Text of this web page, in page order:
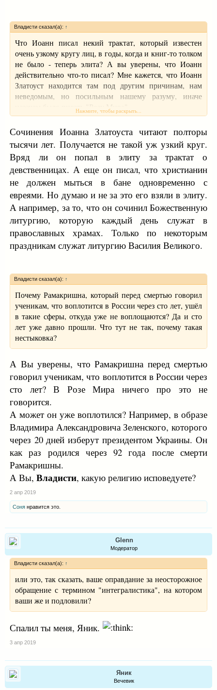
Владисти сказал(а): ↑
Что Иоанн писал некий трактат, который известен
очень узкому кругу лиц, в годы, когда и книг-то толком
не было - теперь элита? А вы уверены, что Иоанн
действительно что-то писал? Мне кажется, что Иоанн
Златоуст находится там под другим причинам, нам
неведомым, но посильным нашему разуму, иначе
незачем было писать "Розу Мира"
Нажмите, чтобы раскрыть...
Сочинения Иоанна Златоуста читают полторы
тысячи лет. Получается не такой уж узкий круг.
Вряд ли он попал в элиту за трактат о
девственницах. А еще он писал, что христианин
не должен мыться в бане одновременно с
евреями. Но думаю и не за это его взяли в элиту.
А например, за то, что он сочинил Божественную
литургию, которую каждый день служат в
православных храмах. Только по некоторым
праздникам служат литургию Василия Великого.
Владисти сказал(а): ↑
Почему Рамакришна, который перед смертью говорил
ученикам, что воплотится в России через сто лет, ушёл
в такие сферы, откуда уже не воплощаются? Да и сто
лет уже давно прошли. Что тут не так, почему такая
нестыковка?
А Вы уверены, что Рамакришна перед смертью
говорил ученикам, что воплотится в России через
сто лет? В Розе Мира ничего про это не
говорится.
А может он уже воплотился? Например, в образе
Владимира Александровича Зеленского, которого
через 20 дней изберут президентом Украины. Он
как раз родился через 92 года после смерти
Рамакришны.
А Вы, Владисти, какую религию исповедуете?
2 апр 2019
Соня нравится это.
Glenn
Модератор
Владисти сказал(а): ↑
или это, так сказать, ваше оправдание за неосторожное
обращение с термином "интегралистика", на котором
ваши же и подловили?
Спалил ты меня, Яник.
3 апр 2019
Яник
Вечевик